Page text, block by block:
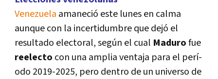
Venezuela amaneció este lunes en calma
aunque con la incertidumbre que dejó el
resultado electoral, según el cual Madurofue
reelecto con una amplia ventaja para el perí­
odo 2019-2025, pero dentro de un universo de